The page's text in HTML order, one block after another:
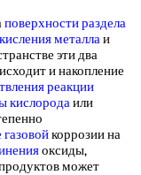
поверхности раздела
металлаи
эти два
и накопление
реакции
кислородаили
газовойкоррозии на
оксиды,
может